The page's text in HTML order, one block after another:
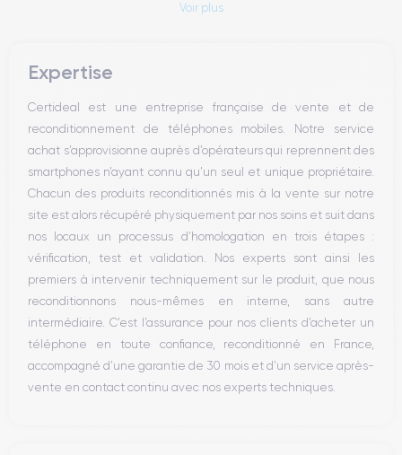
Haut parleur
Bouton Home
Bluetooth
WiFi
Réseau
Vibreur
Prise USB
Voir plus
Expertise
Certideal est une entreprise française de vente et de
reconditionnement de téléphones mobiles. Notre service
achat s’approvisionne auprès d’opérateurs qui reprennent des
smartphones n’ayant connu qu’un seul et unique propriétaire.
Chacun des produits reconditionnés mis à la vente sur notre
site est alors récupéré physiquement par nos soins et suit dans
nos locaux un processus d’homologation en trois étapes :
vérification, test et validation. Nos experts sont ainsi les
premiers à intervenir techniquement sur le produit, que nous
reconditionnons nous-mêmes en interne, sans autre
intermédiaire. C’est l’assurance pour nos clients d’acheter un
téléphone en toute confiance, reconditionné en France,
accompagné d’une garantie de 30 mois et d’un service après-
vente en contact continu avec nos experts techniques.